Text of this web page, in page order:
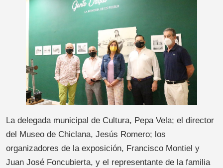
La delegada municipal de Cultura, Pepa Vela; el director
del Museo de Chiclana, Jesús Romero; los
organizadores de la exposición, Francisco Montiel y
Juan José Foncubierta, y el representante de la familia